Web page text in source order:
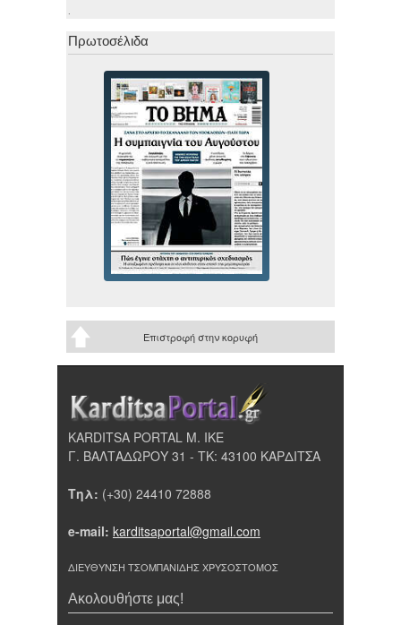
Πρωτοσέλιδα
Επιστροφή στην κορυφή
KARDITSA PORTAL Μ. ΙΚΕ
Γ. ΒΑΛΤΑΔΩΡΟΥ 31 - ΤΚ: 43100 ΚΑΡΔΙΤΣΑ
Τηλ: (+30) 24410 72888
e-mail: karditsaportal@gmail.com
ΔΙΕΥΘΥΝΣΗ ΤΣΟΜΠΑΝΙΔΗΣ ΧΡΥΣΟΣΤΟΜΟΣ
Ακολουθήστε μας!